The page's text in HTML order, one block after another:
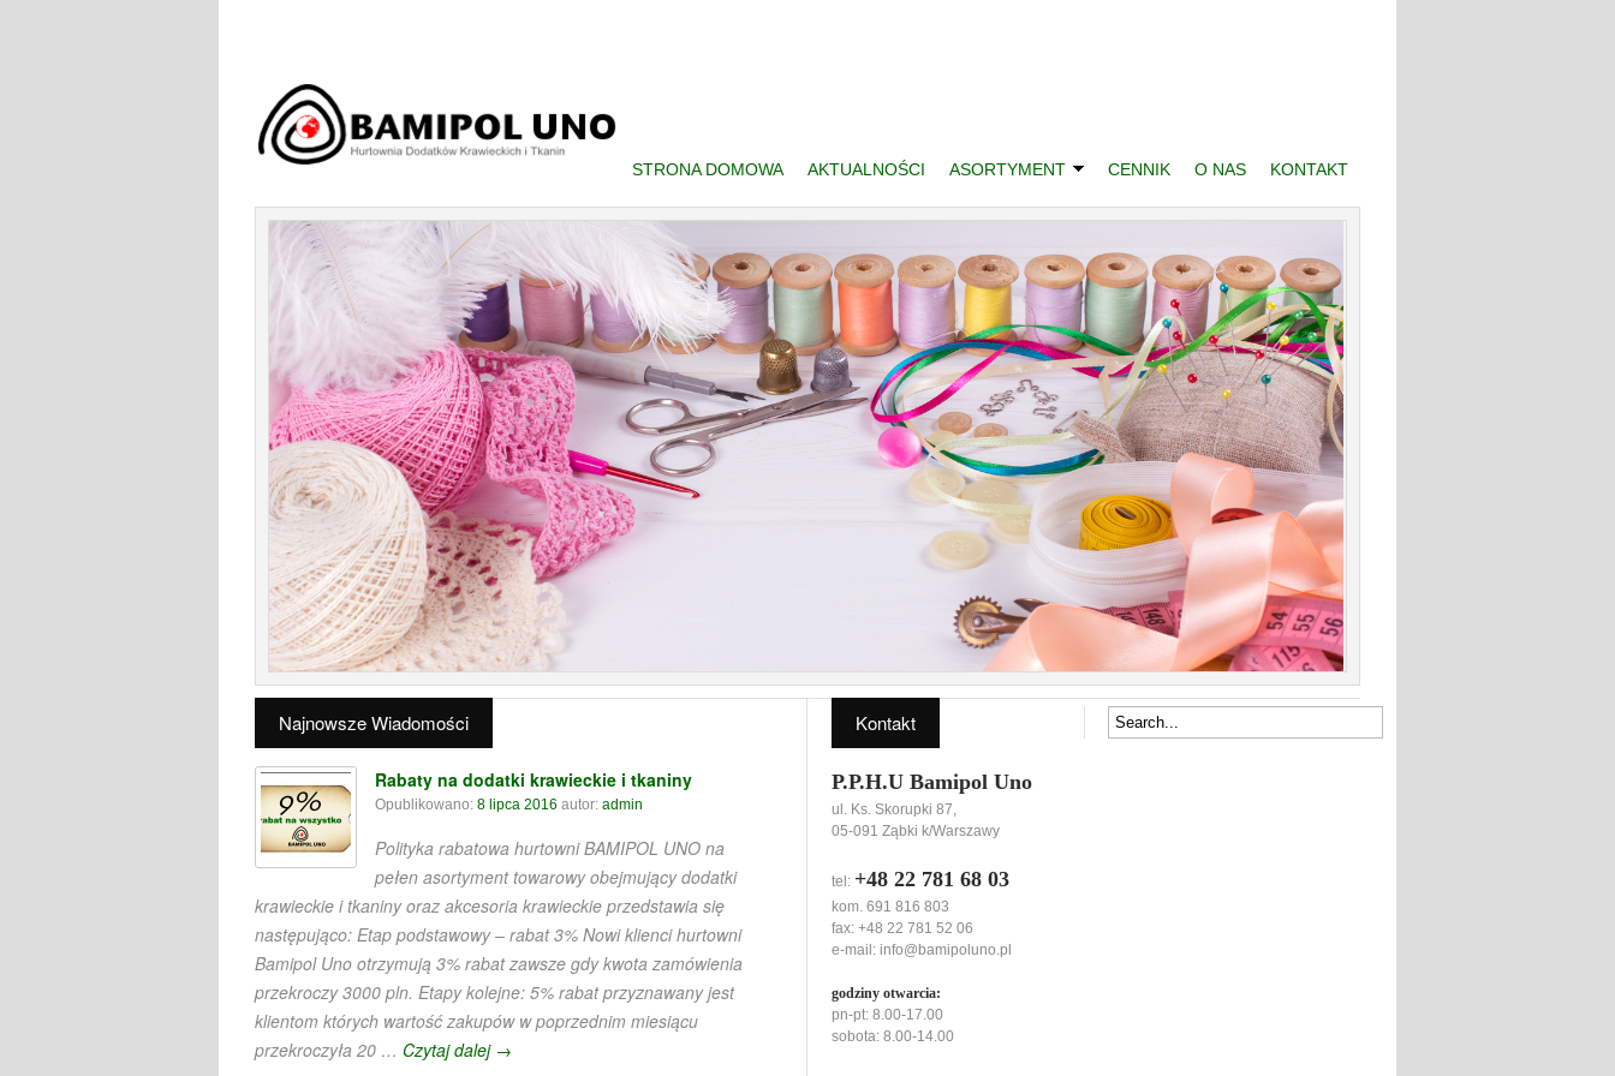
STRONA DOMOWA AKTUALNOŚCI ASORTYMENT CENNIK O NAS KONTAKT
Najnowsze Wiadomości
Rabaty na dodatki krawieckie i tkaniny
Opublikowano: 8 lipca 2016 autor: admin
Polityka rabatowa hurtowni BAMIPOL UNO na
pełen asortyment towarowy obejmujący dodatki
krawieckie i tkaniny oraz akcesoria krawieckie przedstawia się
następująco: Etap podstawowy – rabat 3% Nowi klienci hurtowni
Bamipol Uno otrzymują 3% rabat zawsze gdy kwota zamówienia
przekroczy 3000 pln. Etapy kolejne: 5% rabat przyznawany jest
klientom których wartość zakupów w poprzednim miesiącu
przekroczyła 20 … Czytaj dalej →
Kontakt
P.P.H.U Bamipol Uno
ul. Ks. Skorupki 87,
05-091 Ząbki k/Warszawy
tel: +48 22 781 68 03
kom. 691 816 803
fax: +48 22 781 52 06
e-mail: info@bamipoluno.pl
godziny otwarcia:
pn-pt: 8.00-17.00
sobota: 8.00-14.00